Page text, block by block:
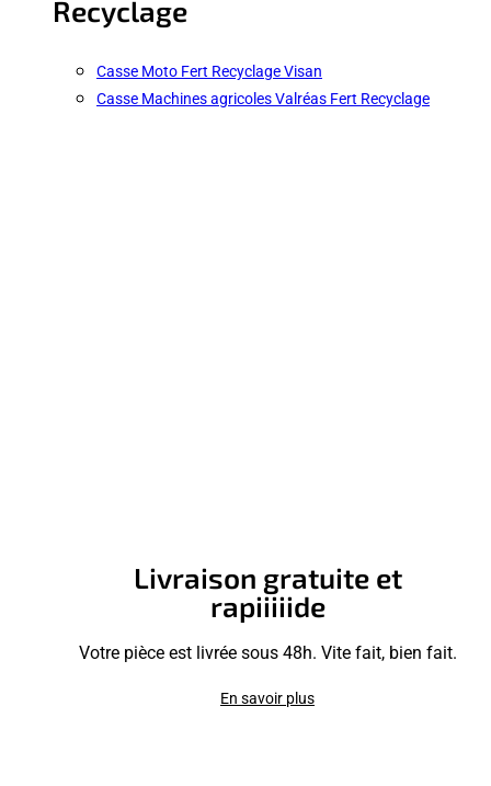
Recyclage
Casse Moto Fert Recyclage Visan
Casse Machines agricoles Valréas Fert Recyclage
Livraison gratuite et
rapiiiiide
Votre pièce est livrée sous 48h. Vite fait, bien fait.
En savoir plus